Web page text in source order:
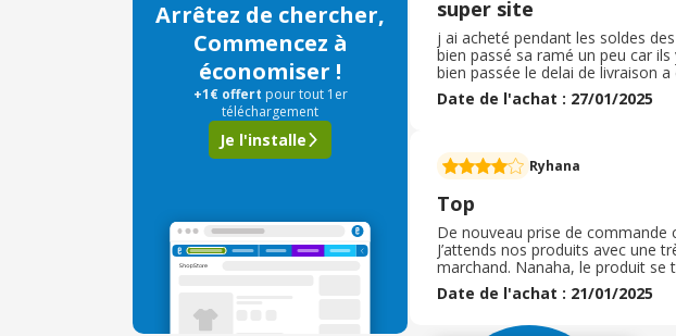
Arrêtez de chercher,
Commencez à
économiser !
+1€ offert pour tout 1er
téléchargement
Je l'installe
super site
j ai acheté pendant les soldes
bien passé sa ramé un peu car
bien passée le delai de livraison
comforme à la description ainsi
retour a était gratuit
Date de l'achat : 27/01/2025
Ryhana
Top
De nouveau prise de commande
J’attends nos produits avec une
marchand. Nanaha, le produit se
pouvoir garder une clientèle sur
très rapide. J’ai très hâte de
Date de l'achat : 21/01/2025